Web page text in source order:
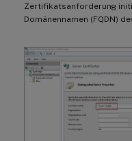
Zertifikatsanforderung
Domänennamen (FQDN)